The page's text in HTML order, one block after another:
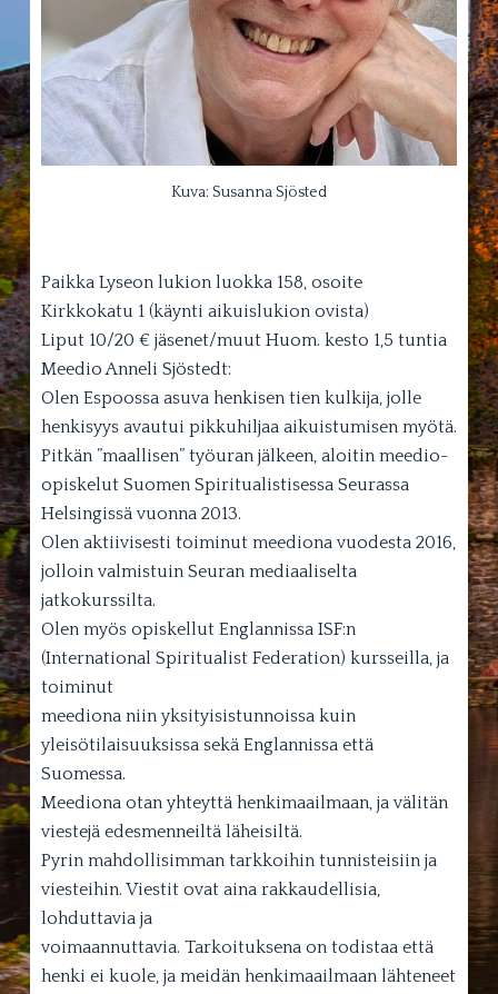
Kuva: Susanna Sjösted
Paikka Lyseon lukion luokka 158, osoite
Kirkkokatu 1 (käynti aikuislukion ovista)
Liput 10/20 € jäsenet/muut Huom. kesto 1,5 tuntia
Meedio Anneli Sjöstedt:
Olen Espoossa asuva henkisen tien kulkija, jolle
henkisyys avautui pikkuhiljaa aikuistumisen myötä.
Pitkän ”maallisen” työuran jälkeen, aloitin meedio-
opiskelut Suomen Spiritualistisessa Seurassa
Helsingissä vuonna 2013.
Olen aktiivisesti toiminut meediona vuodesta 2016,
jolloin valmistuin Seuran mediaaliselta
jatkokurssilta.
Olen myös opiskellut Englannissa ISF:n
(International Spiritualist Federation) kursseilla, ja
toiminut
meediona niin yksityisistunnoissa kuin
yleisötilaisuuksissa sekä Englannissa että
Suomessa.
Meediona otan yhteyttä henkimaailmaan, ja välitän
viestejä edesmenneiltä läheisiltä.
Pyrin mahdollisimman tarkkoihin tunnisteisiin ja
viesteihin. Viestit ovat aina rakkaudellisia,
lohduttavia ja
voimaannuttavia. Tarkoituksena on todistaa että
henki ei kuole, ja meidän henkimaailmaan lähteneet